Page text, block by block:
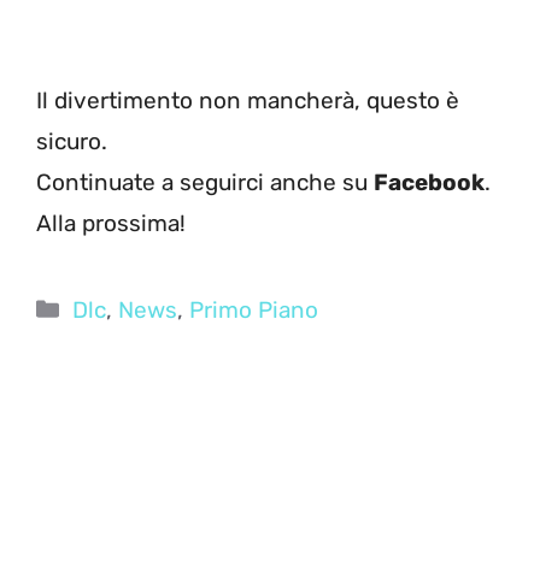
Il divertimento non mancherà, questo è
sicuro.
Continuate a seguirci anche su Facebook.
Alla prossima!
Categorie
Dlc, News, Primo Piano